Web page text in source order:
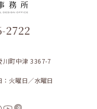
2722
川町中津 3367-7
火曜日／水曜日